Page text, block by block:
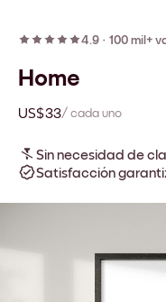
4.9 · 100 mil+
Home
US$33/ cada uno
Sin necesidad de
Satisfacción